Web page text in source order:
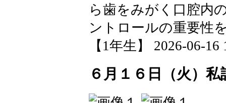
ら歯をみがく口腔内
ントロールの重要性
【1年生】 2026-06-16
６月１６日（火）